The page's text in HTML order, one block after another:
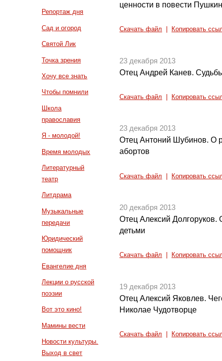
Репортаж дня
Сад и огород
Святой Лик
Точка зрения
Хочу все знать
Чтобы помнили
Школа
православия
Я - молодой!
Время молодых
Литературный
театр
Литдрама
Музыкальные
передачи
Юридический
помощник
Евангелие дня
Лекции о русской
поэзии
Вот это кино!
Мамины вести
Новости культуры.
Выход в свет
ценности в повести
Скачать файл Копировать
23 декабря 2013
Отец Андрей Канев.
Скачать файл Копировать
23 декабря 2013
Отец Антоний Шубинов. О
абортов
Скачать файл Копировать
20 декабря 2013
Отец Алексий
детьми
Скачать файл Копировать
19 декабря 2013
Отец Алексий Яковлев.
Николае Чудотворце
Скачать файл Копировать